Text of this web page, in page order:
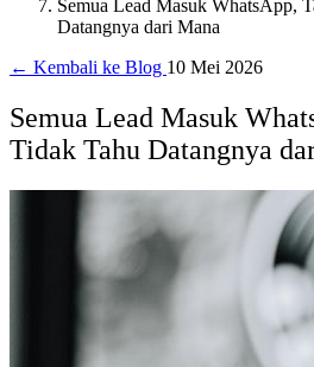
Semua Lead Masuk WhatsApp,
Datangnya dari Mana
← Kembali ke Blog 10 Mei 2026
Semua Lead Masuk
Tidak Tahu Datangnya